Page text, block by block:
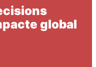
global